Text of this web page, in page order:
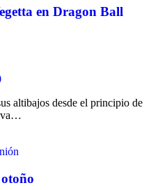
en Dragon Ball
altibajos desde el principio de
va…